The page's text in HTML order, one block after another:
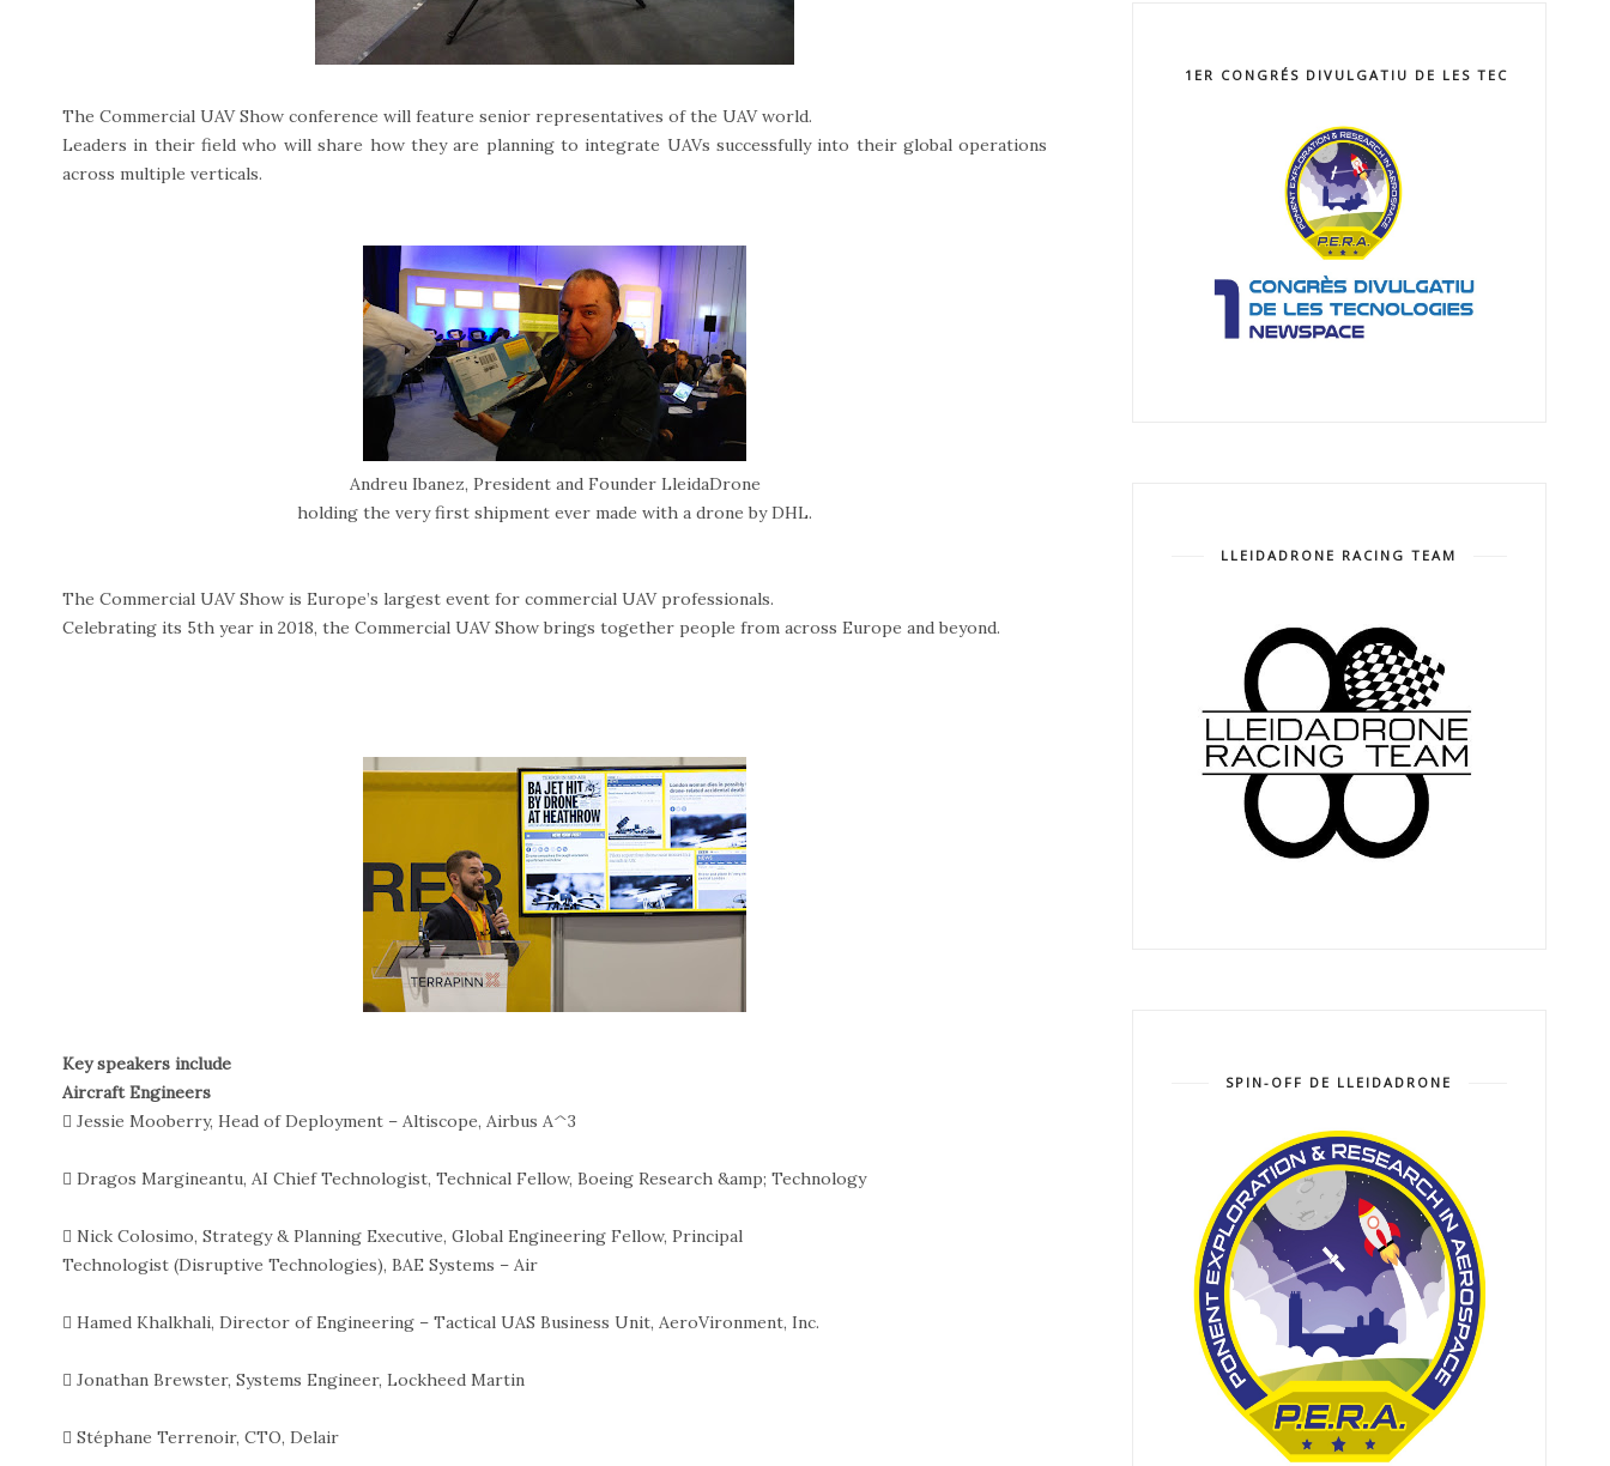
The Commercial UAV Show conference will feature senior representatives of the UAV world.
Leaders in their field who will share how they are planning to integrate UAVs successfully into their global operations
across multiple verticals.
Andreu Ibanez, President and Founder LleidaDrone
holding the very first shipment ever made with a drone by DHL.
The Commercial UAV Show is Europe’s largest event for commercial UAV professionals.
Celebrating its 5th year in 2018, the Commercial UAV Show brings together people from across Europe and beyond.
Key speakers include
Aircraft Engineers
 Jessie Mooberry, Head of Deployment – Altiscope, Airbus A^3
 Dragos Margineantu, AI Chief Technologist, Technical Fellow, Boeing Research &amp; Technology
 Nick Colosimo, Strategy & Planning Executive, Global Engineering Fellow, Principal
Technologist (Disruptive Technologies), BAE Systems – Air
 Hamed Khalkhali, Director of Engineering – Tactical UAS Business Unit, AeroVironment, Inc.
 Jonathan Brewster, Systems Engineer, Lockheed Martin
 Stéphane Terrenoir, CTO, Delair
1ER CONGRÉS DIVULGATIU DE LES TECNOLOGIES
LLEIDADRONE RACING TEAM
SPIN-OFF DE LLEIDADRONE